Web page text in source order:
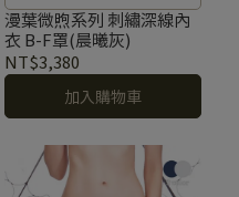
閃爍，微風中輕柔的低聲吟
唱。
漫葉微煦系列 刺繡深線內
衣 B-F罩(晨曦灰)
NT$3,380
加入購物車